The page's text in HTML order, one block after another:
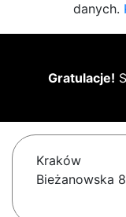
danych.
Gratulacje!
Kraków
Bieżanowska